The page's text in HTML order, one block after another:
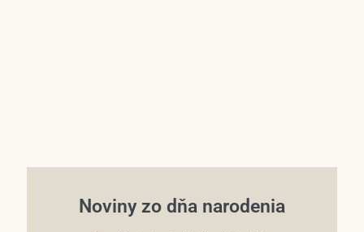
Noviny zo dňa narodenia